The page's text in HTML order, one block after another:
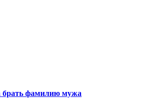
брать фамилию мужа